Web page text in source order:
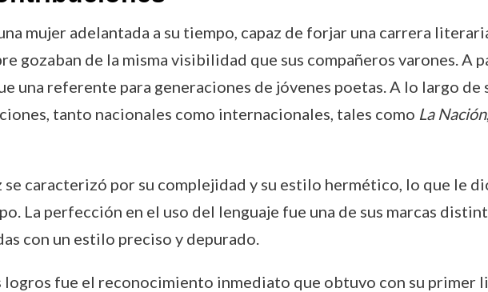
mujer adelantada a su tiempo, capaz de forjar una carrera
gozaban de la misma visibilidad que sus compañeros varones.
una referente para generaciones de jóvenes poetas. A lo largo
tanto nacionales como internacionales, tales como La Nación,
se caracterizó por su complejidad y su estilo hermético, lo que le
La perfección en el uso del lenguaje fue una de sus marcas
con un estilo preciso y depurado.
logros fue el reconocimiento inmediato que obtuvo con su primer